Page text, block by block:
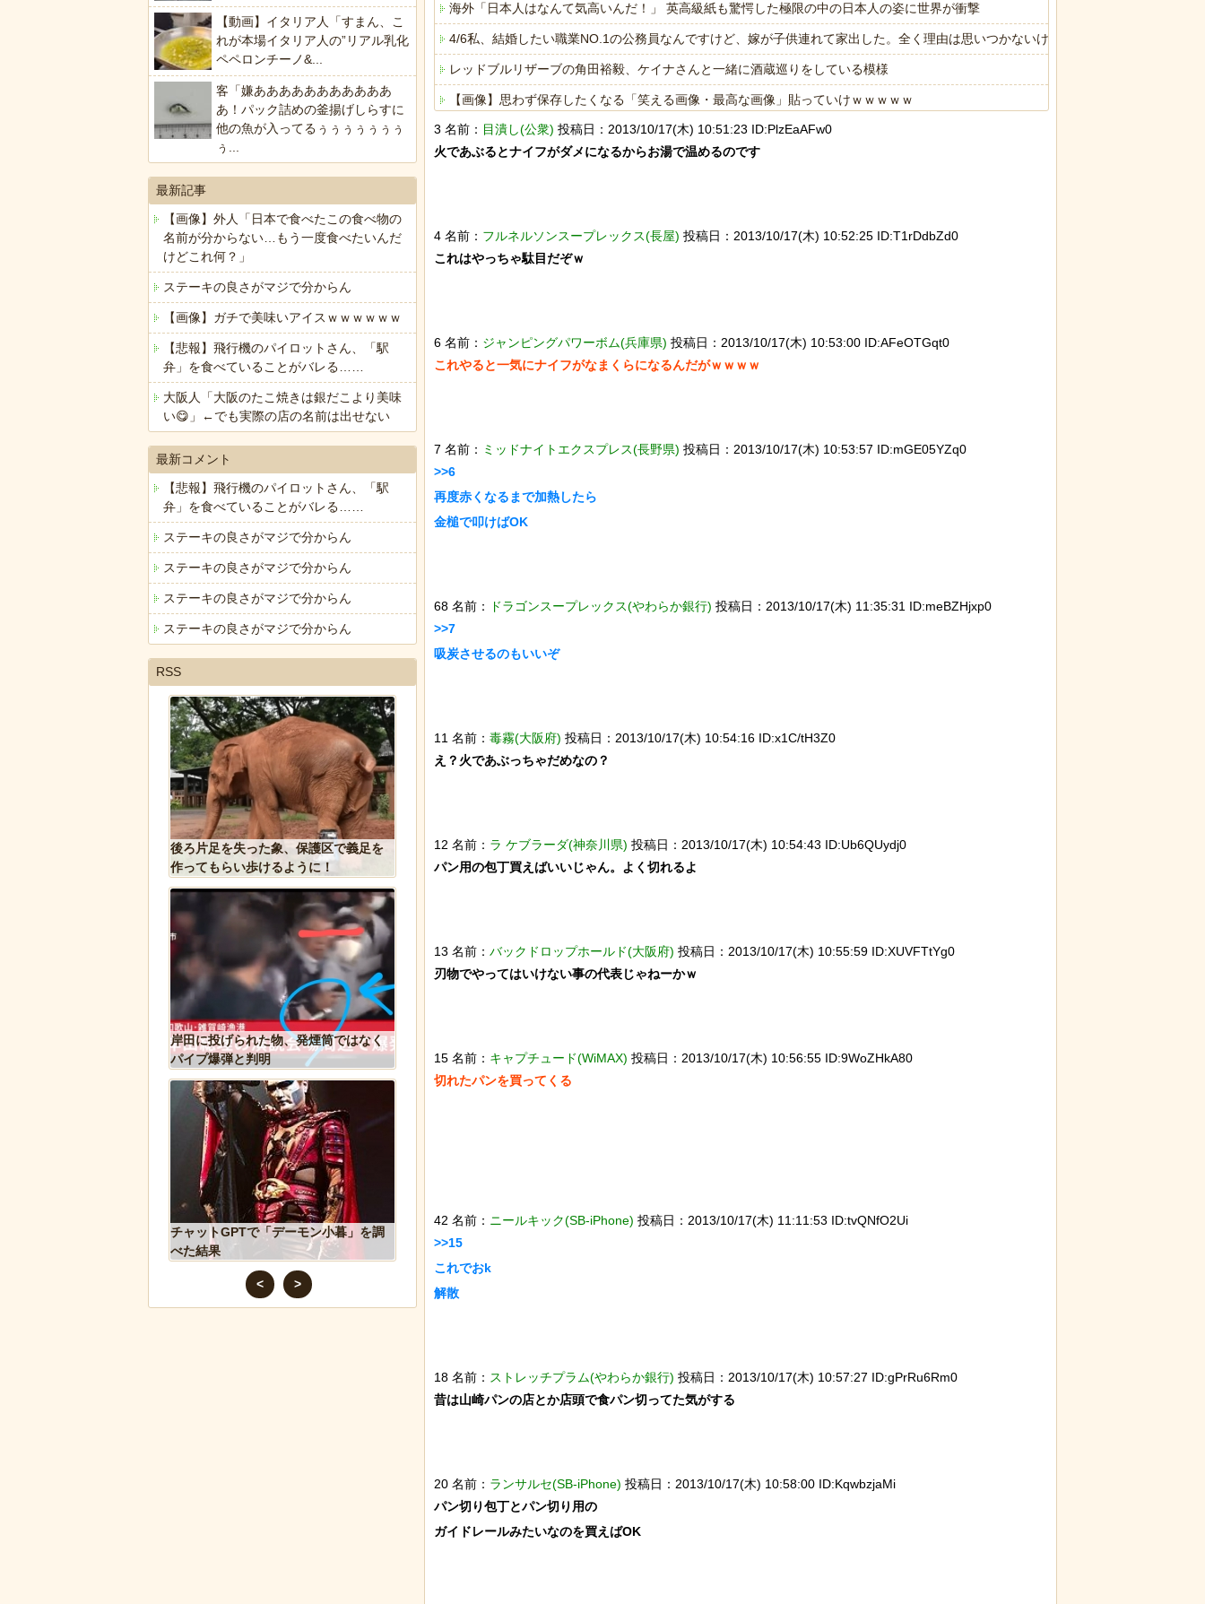
海外「日本人はなんて気高いんだ！」 英高級紙も驚愕した極限の中の日本人の姿に世界が衝撃
4/6私、結婚したい職業NO.1の公務員なんですけど、嫁が子供連れて家出した。全く理由は思いつかないけど強いてあげるとすれば
レッドブルリザーブの角田裕毅、ケイナさんと一緒に酒蔵巡りをしている模様
【画像】思わず保存したくなる「笑える画像・最高な画像」貼っていけｗｗｗｗｗ
海外「日本人はなんて気高いんだ！」 英高級紙も驚愕した極限の中の日本人の姿に世界が衝撃
ヒーローのサバイバルアクション Siege Survivors
Powered by livedoor 相互RSS
3 名前： 目潰し(公衆) 投稿日：2013/10/17(木) 10:51:23 ID:PlzEaAFw0
火であぶるとナイフがダメになるからお湯で温めるのです
4 名前： フルネルソンスープレックス(長屋) 投稿日：2013/10/17(木) 10:52:25 ID:T1rDdbZd0
これはやっちゃ駄目だぞｗ
6 名前： ジャンピングパワーボム(兵庫県) 投稿日：2013/10/17(木) 10:53:00 ID:AFeOTGqt0
7 名前： ミッドナイトエクスプレス(長野県) 投稿日：2013/10/17(木) 10:53:57 ID:mGE05YZq0
>>6
再度赤くなるまで加熱したら
68 名前： ドラゴンスープレックス(やわらか銀行) 投稿日：2013/10/17(木) 11:35:31 ID:meBZHjxp0
>>7
11 名前： 毒霧(大阪府) 投稿日：2013/10/17(木) 10:54:16 ID:x1C/tH3Z0
え？火であぶっちゃだめなの？
12 名前： ラ ケブラーダ(神奈川県) 投稿日：2013/10/17(木) 10:54:43 ID:Ub6QUydj0
パン用の包丁買えばいいじゃん。よく切れるよ
13 名前： バックドロップホールド(大阪府) 投稿日：2013/10/17(木) 10:55:59 ID:XUVFTtYg0
刃物でやってはいけない事の代表じゃねーかｗ
15 名前： キャプチュード(WiMAX) 投稿日：2013/10/17(木) 10:56:55 ID:9WoZHkA80
42 名前： ニールキック(SB-iPhone) 投稿日：2013/10/17(木) 11:11:53 ID:tvQNfO2Ui
>>15
これでおk
18 名前： ストレッチプラム(やわらか銀行) 投稿日：2013/10/17(木) 10:57:27 ID:gPrRu6Rm0
昔は山崎パンの店とか店頭で食パン切ってた気がする
20 名前： ランサルセ(SB-iPhone) 投稿日：2013/10/17(木) 10:58:00 ID:KqwbzjaMi
パン切り包丁とパン切り用の
ガイドレールみたいなのを買えばOK
【動画】イタリア人「すまん、こ
れが本場イタリア人の”リアル乳化
ペペロンチーノ&...
客「嫌あああああああああああ
あ！パック詰めの釜揚げしらすに
他の魚が入ってるぅぅぅぅぅぅぅ
ぅ...
最新記事
【画像】外人「日本で食べたこの食べ物の
名前が分からない…もう一度食べたいんだ
けどこれ何？」
ステーキの良さがマジで分からん
【画像】ガチで美味いアイスｗｗｗｗｗｗ
【悲報】飛行機のパイロットさん、「駅
弁」を食べていることがバレる……
大阪人「大阪のたこ焼きは銀だこより美味
い😋」←でも実際の店の名前は出せない
最新コメント
【悲報】飛行機のパイロットさん、「駅
弁」を食べていることがバレる……
ステーキの良さがマジで分からん
ステーキの良さがマジで分からん
ステーキの良さがマジで分からん
ステーキの良さがマジで分からん
RSS
後ろ片足を失った象、保護区で義足を
作ってもらい歩けるように！
岸田に投げられた物、発煙筒ではなく
パイプ爆弾と判明
チャットGPTで「デーモン小暮」を調
べた結果
「マンデラ効果」という集団的な事実
と異なる思い込み、ガチで怖過ぎるｗ
れる
なんか泣きたくなってくる青春18きっ
ぷのポスター貼ってく
【ひでぶ】茨城県にあるパン屋で売っ
ている「アベシパン」のビジュアルが
ドローン爆弾を投げ返して助かる！！
スナネコの珍しい生態が明らかに。行
< >